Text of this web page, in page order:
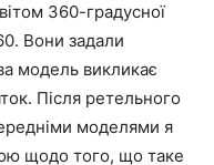
360-градусної
Вони задали
модель викликає
Після ретельного
моделями я
щодо того, що таке